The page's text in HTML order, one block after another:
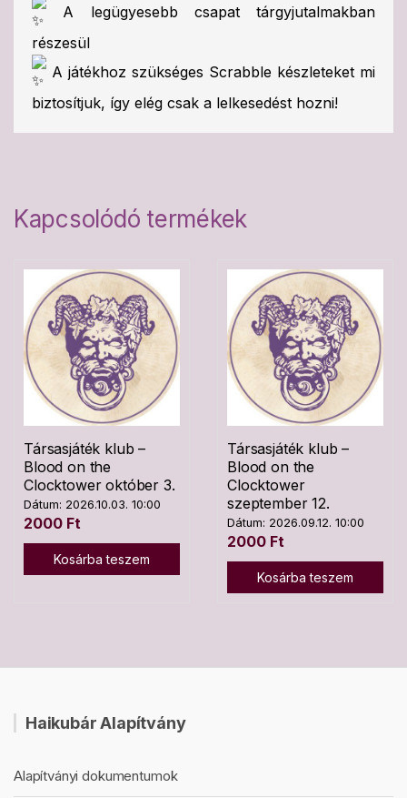
A legügyesebb csapat tárgyjutalmakban
részesül
A játékhoz szükséges Scrabble készleteket mi
biztosítjuk, így elég csak a lelkesedést hozni!
Kapcsolódó termékek
Társasjáték klub –
Blood on the
Clocktower október 3.
Dátum: 2026.10.03. 10:00
2000 Ft
Kosárba teszem
Társasjáték klub –
Blood on the
Clocktower
szeptember 12.
Dátum: 2026.09.12. 10:00
2000 Ft
Kosárba teszem
Haikubár Alapítvány
Alapítványi dokumentumok